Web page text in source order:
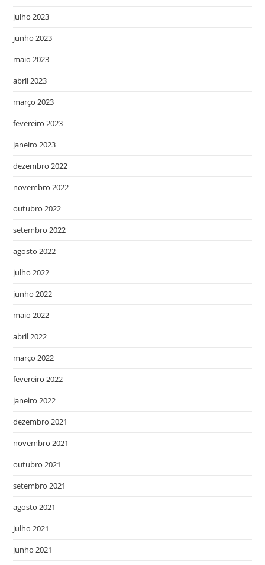
julho 2023
junho 2023
maio 2023
abril 2023
março 2023
fevereiro 2023
janeiro 2023
dezembro 2022
novembro 2022
outubro 2022
setembro 2022
agosto 2022
julho 2022
junho 2022
maio 2022
abril 2022
março 2022
fevereiro 2022
janeiro 2022
dezembro 2021
novembro 2021
outubro 2021
setembro 2021
agosto 2021
julho 2021
junho 2021